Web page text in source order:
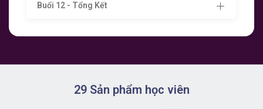
Buổi 12 - Tổng Kết
29 Sản phẩm học viên